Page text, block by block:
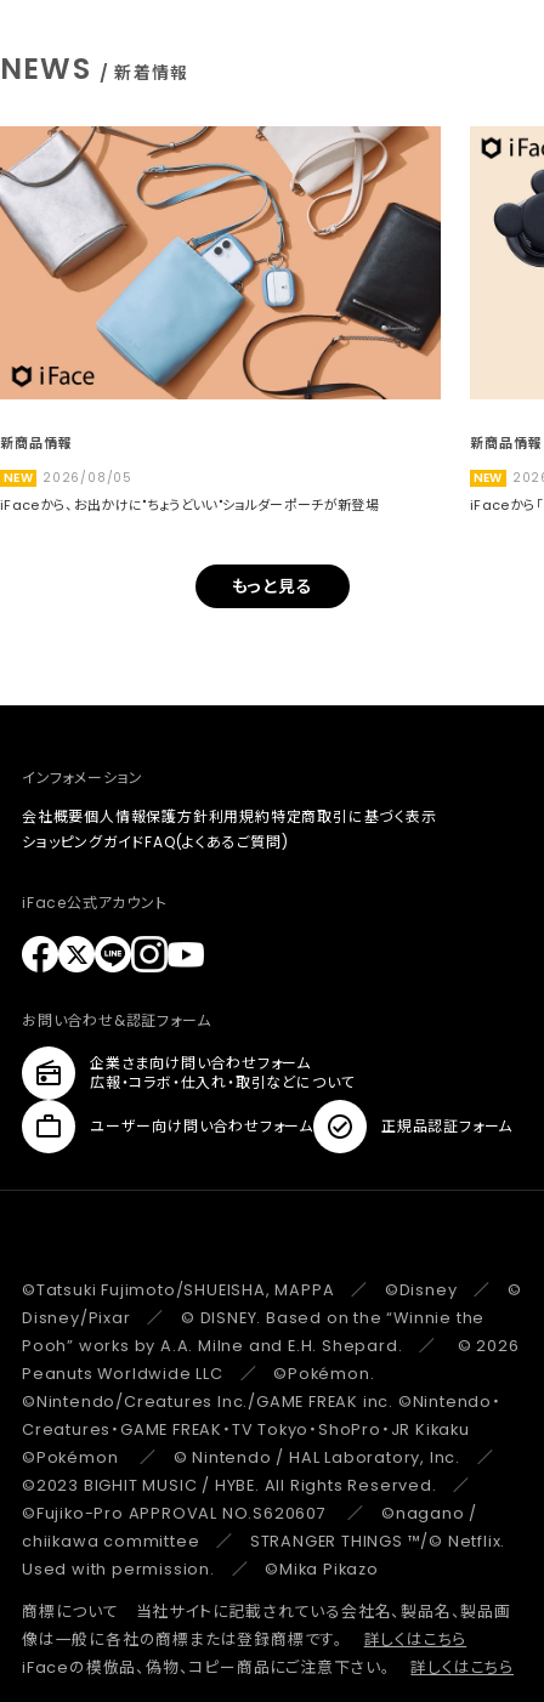
NEWS / 新着情報
新商品情報
NEW 2026/08/05
iFaceから、お出かけに"ちょうどいい"ショルダーポーチが新登場
新商品情報
NEW
iFaceから
もっと見る
インフォメーション
会社概要個人情報保護方針利用規約特定商取引に基づく表示
ショッピングガイドFAQ(よくあるご質問)
iFace公式アカウント
お問い合わせ&認証フォーム
企業さま向け問い合わせフォーム
広報・コラボ・仕入れ・取引などについて
ユーザー向け問い合わせフォーム 正規品認証フォーム
©Tatsuki Fujimoto/SHUEISHA, MAPPA ／ ©Disney ／ ©
Disney/Pixar ／ © DISNEY. Based on the “Winnie the
Pooh” works by A.A. Milne and E.H. Shepard. ／ © 2026
Peanuts Worldwide LLC ／ ©Pokémon.
©Nintendo/Creatures Inc./GAME FREAK inc. ©Nintendo・
Creatures・GAME FREAK・TV Tokyo・ShoPro・JR Kikaku
©Pokémon ／ © Nintendo / HAL Laboratory, Inc. ／
©2023 BIGHIT MUSIC / HYBE. All Rights Reserved. ／
©Fujiko-Pro APPROVAL NO.S620607 ／ ©nagano /
chiikawa committee ／ STRANGER THINGS ™/© Netflix.
Used with permission. ／ ©Mika Pikazo
商標について 当社サイトに記載されている会社名、製品名、製品画
像は一般に各社の商標または登録商標です。
詳しくはこちら
iFaceの模倣品、偽物、コピー商品にご注意下さい。
詳しくはこちら